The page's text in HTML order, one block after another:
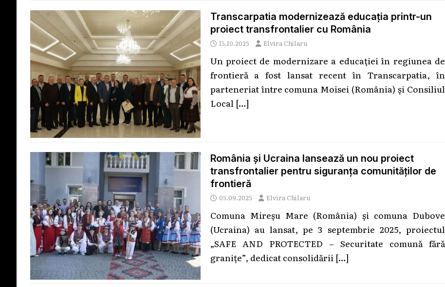
Transcarpatia modernizează educația printr-un
proiect transfrontalier cu România
15.10.2025 Elvira Chilaru
Un proiect de modernizare a educației în regiunea de
frontieră a fost lansat recent în Transcarpatia, în
parteneriat între comuna Moisei (România) și Consiliul
Local […]
România și Ucraina lansează un nou proiect
transfrontalier pentru siguranța comunităților de
frontieră
05.09.2025 Elvira Chilaru
Comuna Mireșu Mare (România) și comuna Dubove
(Ucraina) au lansat, pe 3 septembrie 2025, proiectul
„SAFE AND PROTECTED – Securitate comună fără
granițe”, dedicat consolidării […]